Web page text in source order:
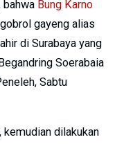
bahwa Bung Karno
gayeng alias
di Surabaya yang
Soerabaia
Sabtu
kemudian dilakukan